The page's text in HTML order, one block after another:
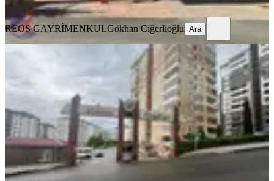
REOS GAYRİMENKULGökhan Ciğerlioğlu Ara
Reos Gayrimenkul'den Mimoza
Sitesinde 200m² Kiralık 4+1
Onikişubat, Tekerek Mahallesi
4+1·220 m²·5. Kat·05.08.2026
31.500 ₺
REOS GAYRİMENKUL